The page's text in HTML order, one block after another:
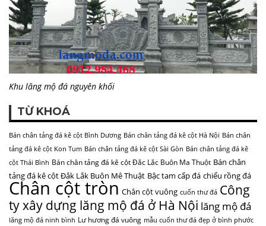
Khu lăng mộ đá nguyên khối
TỪ KHOÁ
Bán chân tảng đá kê cột Bình Dương Bán chân tảng đá kê cột Hà Nội Bán chân
tảng đá kê cột Kon Tum Bán chân tảng đá kê cột Sài Gòn Bán chân tảng đá kê
cột Thái Bình Bán chân tảng đá kê cột Đắc Lắc Buôn Ma Thuột Bán chân
tảng đá kê cột Đắk Lắk Buôn Mê Thuật Bậc tam cấp đá chiếu rồng đá
Chân cột tròn Chân cột vuông cuốn thư đá Công
ty xây dựng lăng mộ đá ở Hà Nội lăng mộ đá
lăng mộ đá ninh bình Lư hương đá vuông mẫu cuốn thư đá đẹp ở bình phước